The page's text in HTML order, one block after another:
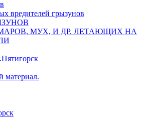
вредителей грызунов
МУХ, И ДР. ЛЕТАЮЩИХ НА
материал.